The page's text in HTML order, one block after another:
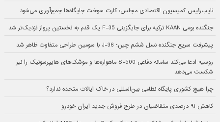
نایب‌رئیس کمیسیون اقتصادی مجلس: کارت سوخت جایگاه‌ها جمع‌آوری می‌شود
جنگنده بومی KAAN ترکیه برای جایگزینی F-35 یک قدم به نخستین پرواز نزدیک‌تر شد
پیشرفت سریع جنگنده نسل ششم چین؛ J-36 با سومین طراحی متفاوت ظاهر شد
روسیه ادعا می‌کند سامانه دفاعی S-500 ماهواره‌ها و موشک‌های هایپرسونیک را نیز
شکست می‌دهد
چرا هیچ کشوری پایگاه نظامی بین‌المللی در خاک ایالات متحده ندارد؟
کاهش ۹۱ درصدی متقاضیان در طرح فروش جدید ایران خودرو